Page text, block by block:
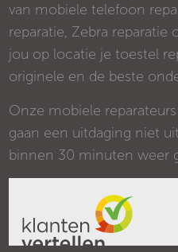
van mobiele telefoon
reparatie, Zebra
jou op locatie je toestel
originele en de beste
Onze mobiele
gaan een uitdaging niet
binnen 30 minuten weer